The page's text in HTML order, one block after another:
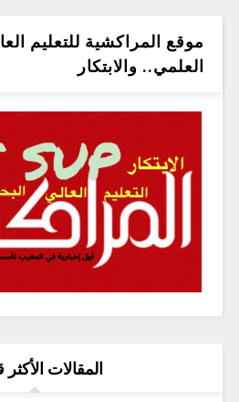
موقع المراكشية للتعليم
العلمي.. والابتكار
المقالات الأكثر